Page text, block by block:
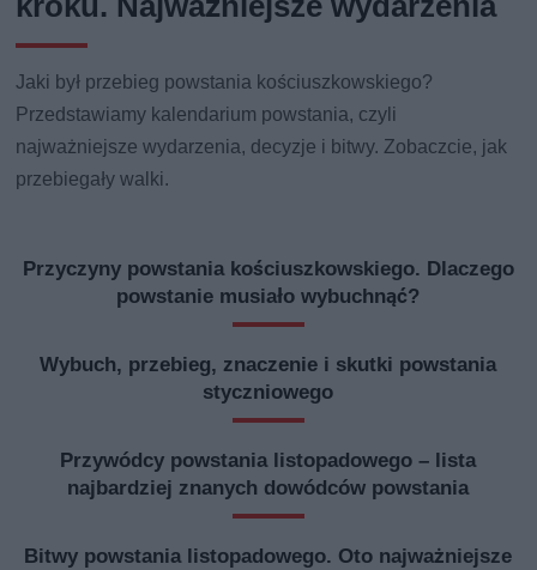
Jaki był przebieg powstania kościuszkowskiego?
Przedstawiamy kalendarium powstania, czyli
najważniejsze wydarzenia, decyzje i bitwy. Zobaczcie, jak
przebiegały walki.
Przyczyny powstania kościuszkowskiego. Dlaczego
powstanie musiało wybuchnąć?
Wybuch, przebieg, znaczenie i skutki powstania
styczniowego
Przywódcy powstania listopadowego – lista
najbardziej znanych dowódców powstania
Bitwy powstania listopadowego. Oto najważniejsze